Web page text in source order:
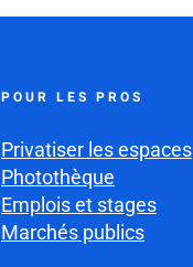
POUR LES PROS
Privatiser les espaces
Photothèque
Emplois et stages
Marchés publics